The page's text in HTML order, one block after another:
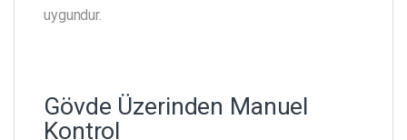
uygundur.
Gövde Üzerinden Manuel
Kontrol